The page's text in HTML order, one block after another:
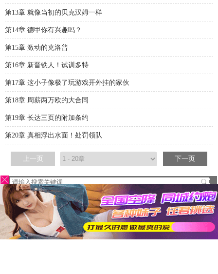
第13章 就像当初的贝克汉姆一样
第14章 德甲你有兴趣吗？
第15章 激动的克洛普
第16章 新晋铁人！试训多特
第17章 这小子像极了玩游戏开外挂的家伙
第18章 周薪两万欧的大合同
第19章 长达三页的附加条约
第20章 真相浮出水面！处罚领队
上一页 下一页
首页 我的书架
阅读历史
本站所有作品都是转载小说，如有侵权请告知！